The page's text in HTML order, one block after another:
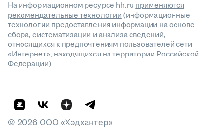
На информационном ресурсе hh.ru применяются
рекомендательные технологии(информационные
технологии предоставления информации на основе
сбора, систематизации и анализа сведений,
относящихся к предпочтениям пользователей сети
«Интернет», находящихся на территории Российской
Федерации)
© 2026 ООО «Хэдхантер»